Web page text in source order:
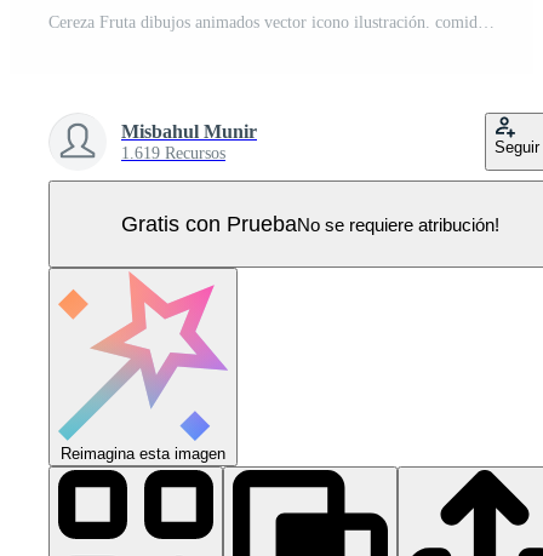
Cereza Fruta dibujos animados vector icono ilustración. comida Fruta icono concepto aislado prima vector. plano dibujos animados estilo adecuado para web aterrizaje página, bandera, pegatina, antecedentes Vector Pro
Misbahul Munir
1.619 Recursos Seguir
Gratis con PruebaNo se requiere atribución!
Reimagina esta imagen